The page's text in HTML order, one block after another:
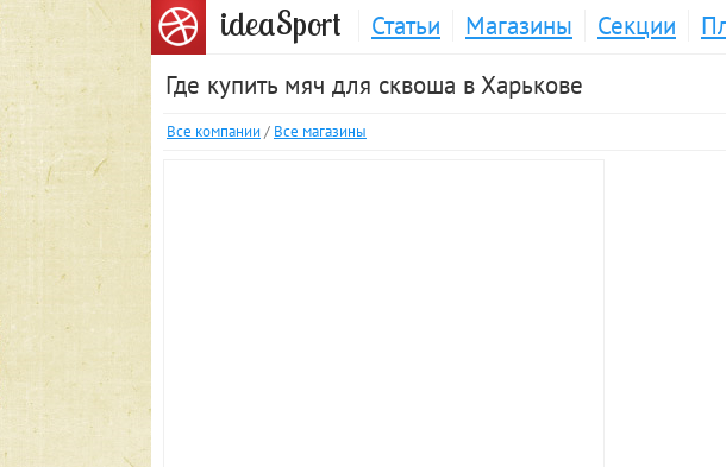
ideaSport Статьи Магазины Секции
Где купить мяч для сквоша в Харькове
Все компании / Все магазины